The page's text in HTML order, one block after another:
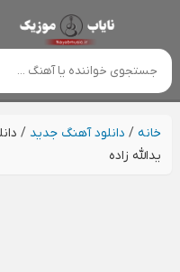
خانه/ دانلود آهنگ جدید /
یدالله زاده